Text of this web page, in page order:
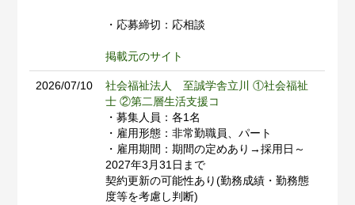
・応募締切：応相談
掲載元のサイト
2026/07/10
社会福祉法人 至誠学舎立川 ①社会福祉
士 ②第二層生活支援コ
・募集人員：各1名
・雇用形態：非常勤職員、パート
・雇用期間：期間の定めあり→採用日～
2027年3月31日まで
契約更新の可能性あり(勤務成績・勤務態
度等を考慮し判断)